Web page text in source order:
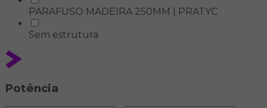
PARAFUSO MADEIRA 250MM | PRATYC
Sem estrutura
Potência